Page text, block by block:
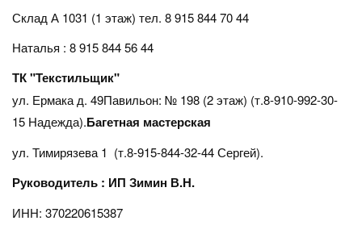
Склад А 1031 (1 этаж) тел. 8 915 844 70 44
Наталья : 8 915 844 56 44
ТК "Текстильщик"
ул. Ермака д. 49Павильон: № 198 (2 этаж) (т.8-910-992-30-
15 Надежда).Багетная мастерская
ул. Тимирязева 1 (т.8-915-844-32-44 Сергей).
Руководитель : ИП Зимин В.Н.
ИНН: 370220615387